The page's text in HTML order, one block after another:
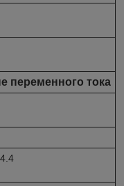
переменного тока